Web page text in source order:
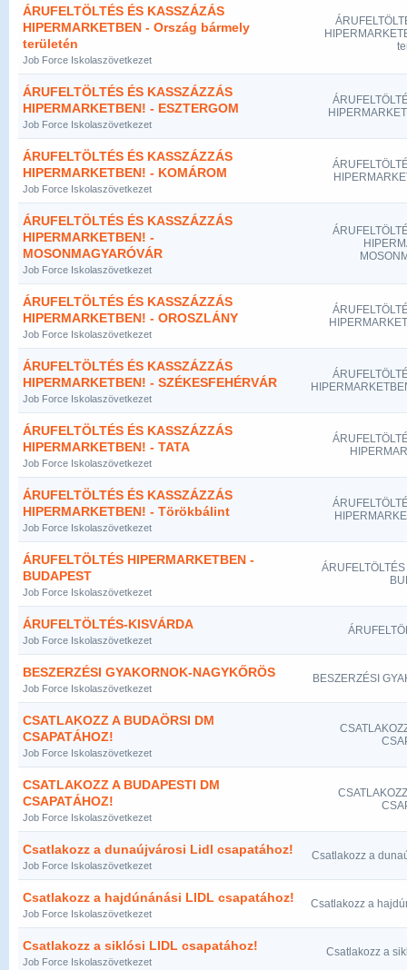
ÁRUFELTÖLTÉS ÉS KASSZÁZÁS
HIPERMARKETBEN - Ország bármely
területén
Job Force Iskolaszövetkezet
ÁRUFELTÖLTÉS ÉS KASSZÁZZÁS
HIPERMARKETBEN! - ESZTERGOM
Job Force Iskolaszövetkezet
ÁRUFELTÖLTÉS ÉS KASSZÁZZÁS
HIPERMARKETBEN! - KOMÁROM
Job Force Iskolaszövetkezet
ÁRUFELTÖLTÉS ÉS KASSZÁZZÁS
HIPERMARKETBEN! -
MOSONMAGYARÓVÁR
Job Force Iskolaszövetkezet
ÁRUFELTÖLTÉS ÉS KASSZÁZZÁS
HIPERMARKETBEN! - OROSZLÁNY
Job Force Iskolaszövetkezet
ÁRUFELTÖLTÉS ÉS KASSZÁZZÁS
HIPERMARKETBEN! - SZÉKESFEHÉRVÁR
Job Force Iskolaszövetkezet
ÁRUFELTÖLTÉS ÉS KASSZÁZZÁS
HIPERMARKETBEN! - TATA
Job Force Iskolaszövetkezet
ÁRUFELTÖLTÉS ÉS KASSZÁZZÁS
HIPERMARKETBEN! - Törökbálint
Job Force Iskolaszövetkezet
ÁRUFELTÖLTÉS HIPERMARKETBEN -
BUDAPEST
Job Force Iskolaszövetkezet
ÁRUFELTÖLTÉS-KISVÁRDA
Job Force Iskolaszövetkezet
BESZERZÉSI GYAKORNOK-NAGYKŐRÖS
Job Force Iskolaszövetkezet
BESZERZÉSI
CSATLAKOZZ A BUDAÖRSI DM
CSAPATÁHOZ!
Job Force Iskolaszövetkezet
CSATLAKOZZ A BUDAPESTI DM
CSAPATÁHOZ!
Job Force Iskolaszövetkezet
Csatlakozz a dunaújvárosi Lidl csapatához!
Job Force Iskolaszövetkezet
Csatlakozz a
Csatlakozz a hajdúnánási LIDL csapatához!
Job Force Iskolaszövetkezet
Csatlakozz a
Csatlakozz a siklósi LIDL csapatához!
Job Force Iskolaszövetkezet
Csatlakozz a